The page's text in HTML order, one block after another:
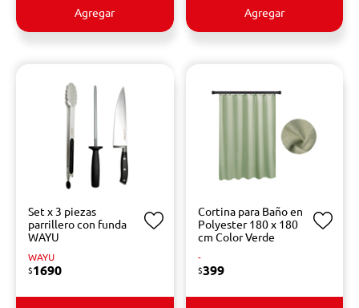
Agregar Agregar
Set x 3 piezas
parrillero con funda
WAYU
WAYU
$1690
Cortina para Baño en
Polyester 180 x 180
cm Color Verde
-
$399